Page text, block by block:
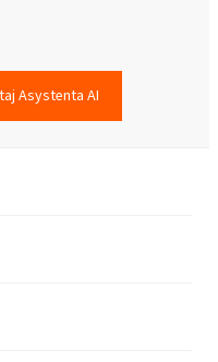
Asystenta AI